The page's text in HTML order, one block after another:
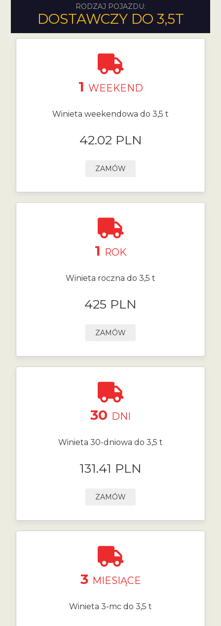
RODZAJ POJAZDU:
DOSTAWCZY DO 3,5T
1 WEEKEND
Winieta weekendowa do 3,5 t
42.02 PLN
ZAMÓW
1 ROK
Winieta roczna do 3,5 t
425 PLN
ZAMÓW
30 DNI
Winieta 30-dniowa do 3,5 t
131.41 PLN
ZAMÓW
3 MIESIĄCE
Winieta 3-mc do 3,5 t